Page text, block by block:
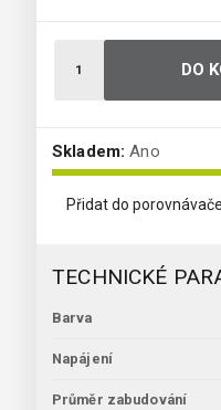
DO
Skladem: Ano
Přidat do porovnávače
TECHNICKÉ
Barva
Napájení
Průměr zabudování